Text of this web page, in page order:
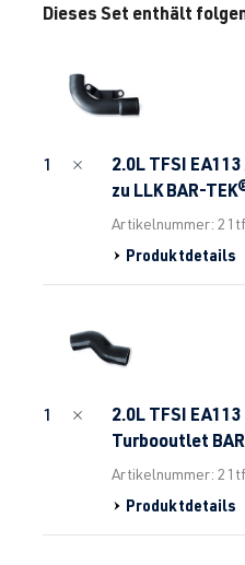
Dieses Set enthält
1
2.0L TFSI
zu LLK BAR-
Artikelnummer:
Produktdetails
1
2.0L TFSI
Turbooutlet
Artikelnummer:
Produktdetails